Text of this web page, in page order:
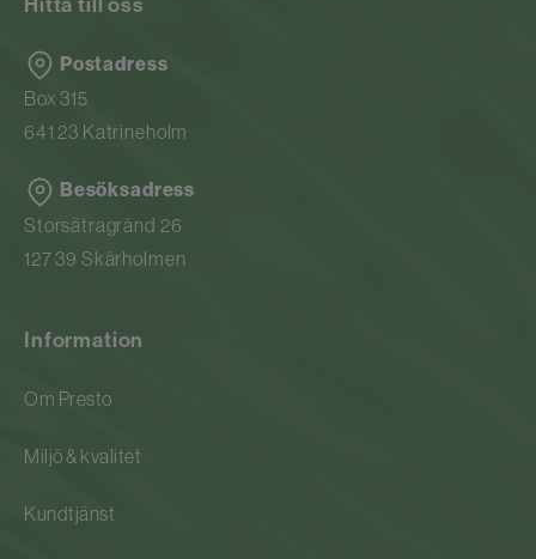
Hitta till oss
Postadress
Box 315
641 23 Katrineholm
Besöksadress
Storsätragränd 26
127 39 Skärholmen
Information
Om Presto
Miljö & kvalitet
Kundtjänst